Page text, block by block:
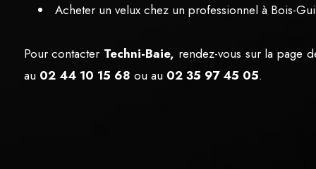
Acheter un velux chez un professionnel à Bois-
Pour contacter Techni-Baie, rendez-vous sur la page
au 02 44 10 15 68 ou au 02 35 97 45 05.